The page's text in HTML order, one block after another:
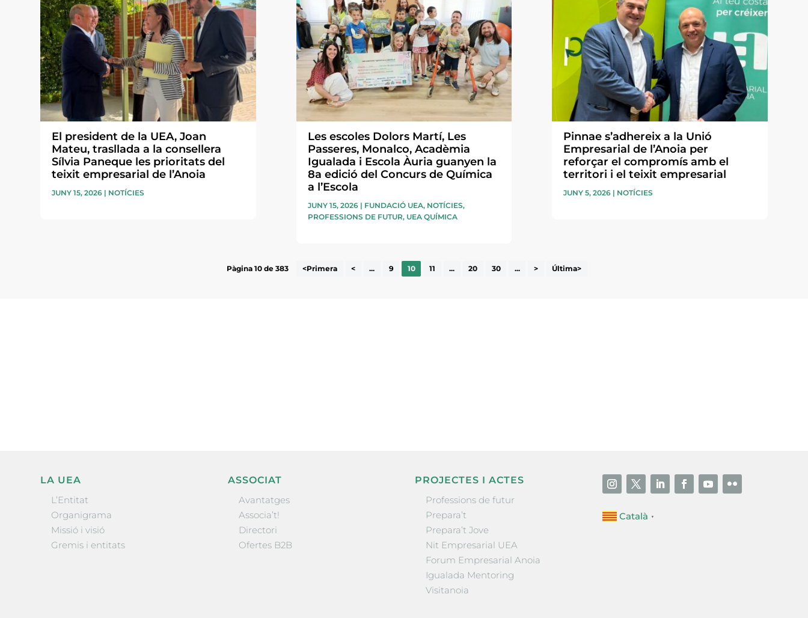
El president de la UEA, Joan
Mateu, trasllada a la consellera
Sílvia Paneque les prioritats del
teixit empresarial de l’Anoia
JUNY 15, 2026 | NOTÍCIES
Les escoles Dolors Martí, Les
Passeres, Monalco, Acadèmia
Igualada i Escola Àuria guanyen la
8a edició del Concurs de Química
a l’Escola
JUNY 15, 2026| FUNDACIÓ UEA, NOTÍCIES,
PROFESSIONS DE FUTUR, UEA QUÍMICA
Pinnae s’adhereix a la Unió
Empresarial de l’Anoia per
reforçar el compromís amb el
territori i el teixit empresarial
JUNY 5, 2026| NOTÍCIES
Pàgina 10 de 383 <Primera < ... 9 10 11 ... 20 30 ... > Última>
LA UEA
L’Entitat
Organigrama
Missió i visió
Gremis i entitats
ASSOCIAT
Avantatges
Associa’t!
Directori
Ofertes B2B
PROJECTES I ACTES
Professions de futur
Prepara’t
Prepara’t Jove
Nit Empresarial UEA
Forum Empresarial Anoia
Igualada Mentoring
Visitanoia
Català ▼